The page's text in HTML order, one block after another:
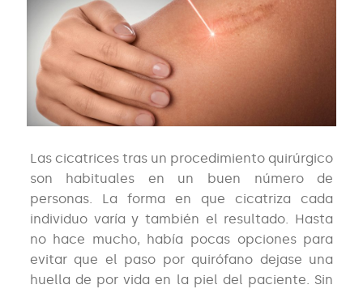
Las cicatrices tras un procedimiento quirúrgico
son habituales en un buen número de
personas. La forma en que cicatriza cada
individuo varía y también el resultado. Hasta
no hace mucho, había pocas opciones para
evitar que el paso por quirófano dejase una
huella de por vida en la piel del paciente. Sin